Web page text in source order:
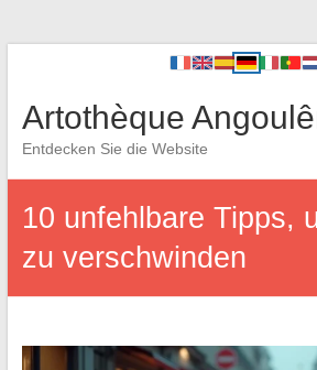
Artothèque
Entdecken Sie die Website
10 unfehlbare Tipps,
zu verschwinden